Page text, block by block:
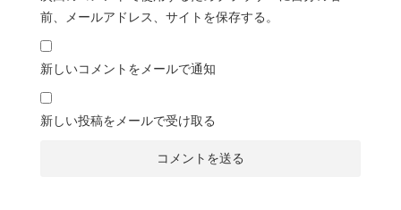
前、メールアドレス、サイトを保存する。
新しいコメントをメールで通知
新しい投稿をメールで受け取る